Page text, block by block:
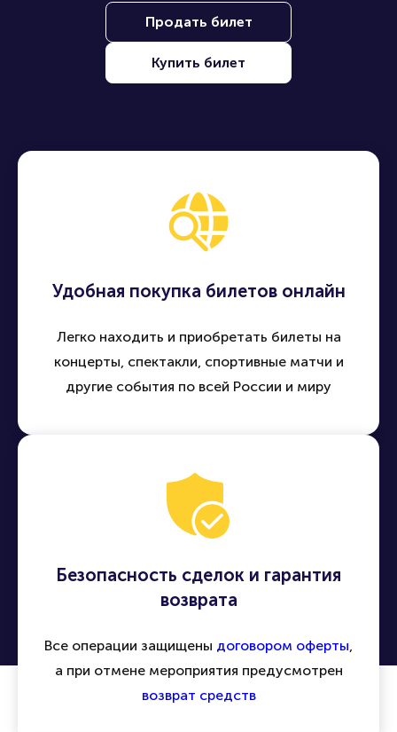
Продать билет
Купить билет
Удобная покупка билетов онлайн
Легко находить и приобретать билеты на
концерты, спектакли, спортивные матчи и
другие события по всей России и миру
Безопасность сделок и гарантия
возврата
Все операции защищены договором оферты
а при отмене мероприятия предусмотрен
возврат средств